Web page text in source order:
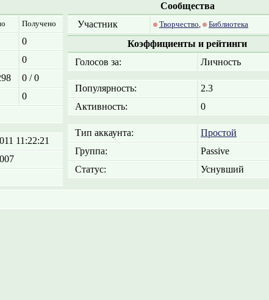
Получено
0
0
0 / 0
0
11:22:21
Сообщества
Участник
Творчество, Библиотека
Коэффициенты и рейтинги
Голосов за:
Личность
Популярность:
2.3
Активность:
0
Тип аккаунта:
Простой
Группа:
Passive
Статус:
Уснувший